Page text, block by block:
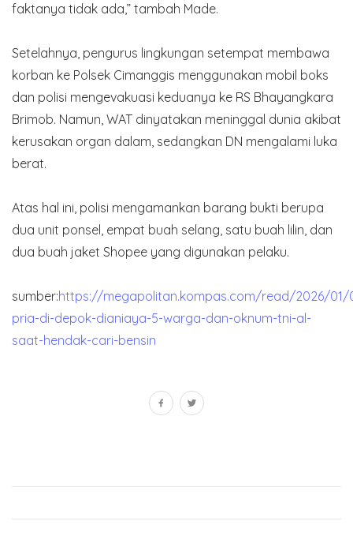
faktanya tidak ada,” tambah Made.
Setelahnya, pengurus lingkungan setempat membawa
korban ke Polsek Cimanggis menggunakan mobil boks
dan polisi mengevakuasi keduanya ke RS Bhayangkara
Brimob. Namun, WAT dinyatakan meninggal dunia akibat
kerusakan organ dalam, sedangkan DN mengalami luka
berat.
Atas hal ini, polisi mengamankan barang bukti berupa
dua unit ponsel, empat buah selang, satu buah lilin, dan
dua buah jaket Shopee yang digunakan pelaku.
sumber:https://megapolitan.kompas.com/read/2026/01/
pria-di-depok-dianiaya-5-warga-dan-oknum-tni-al-
saat-hendak-cari-bensin